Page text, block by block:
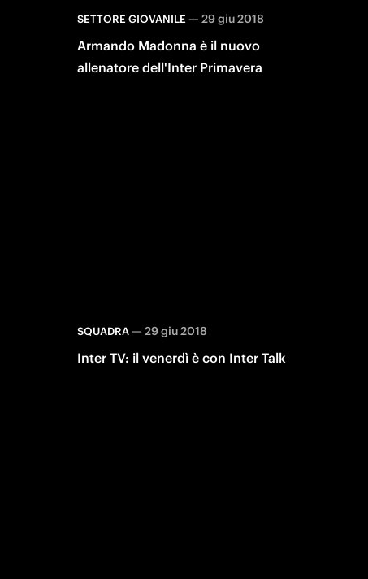
SETTORE GIOVANILE — 29 giu 2018
Armando Madonna è il nuovo
allenatore dell'Inter Primavera
SQUADRA — 29 giu 2018
Inter TV: il venerdì è con Inter Talk